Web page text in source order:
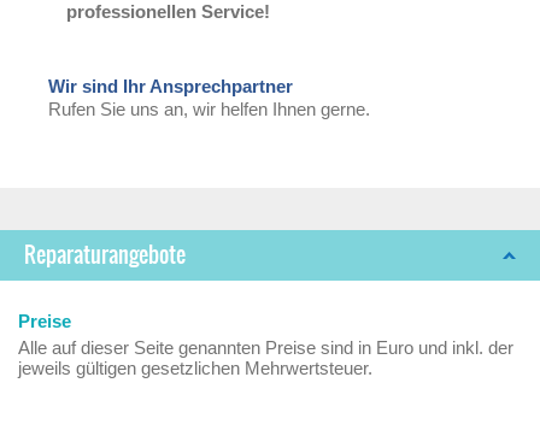
professionellen Service!
Wir sind Ihr Ansprechpartner
Rufen Sie uns an, wir helfen Ihnen gerne.
Reparaturangebote
Preise
Alle auf dieser Seite genannten Preise sind in Euro und inkl. der
jeweils gültigen gesetzlichen Mehrwertsteuer.